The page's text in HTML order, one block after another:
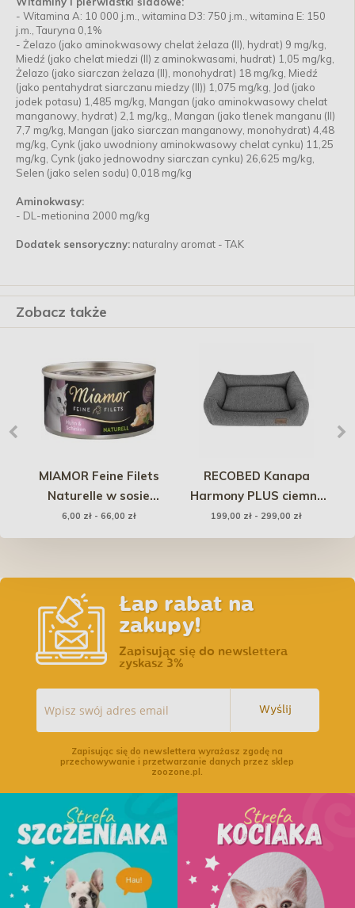
- Witamina A: 10 000 j.m., witamina D3: 750 j.m., witamina E: 150
j.m., Tauryna 0,1%
- Żelazo (jako aminokwasowy chelat żelaza (II), hydrat) 9 mg/kg,
Miedź (jako chelat miedzi (II) z aminokwasami, hudrat) 1,05 mg/kg,
Żelazo (jako siarczan żelaza (II), monohydrat) 18 mg/kg, Miedź
(jako pentahydrat siarczanu miedzy (II)) 1,075 mg/kg, Jod (jako
jodek potasu) 1,485 mg/kg, Mangan (jako aminokwasowy chelat
manganowy, hydrat) 2,1 mg/kg,, Mangan (jako tlenek manganu (II)
7,7 mg/kg, Mangan (jako siarczan manganowy, monohydrat) 4,48
mg/kg, Cynk (jako uwodniony aminokwasowy chelat cynku) 11,25
mg/kg, Cynk (jako jednowodny siarczan cynku) 26,625 mg/kg,
Selen (jako selen sodu) 0,018 mg/kg
Aminokwasy:
- DL-metionina 2000 mg/kg
Dodatek sensoryczny: naturalny aromat - TAK
Zobacz także
MIAMOR Feine Filets
Naturelle w sosie
własnym - kurczak i
szynka
6,00 zł - 66,00 zł
RECOBED Kanapa
Harmony PLUS ciemny
szary
199,00 zł - 299,00 zł
Łap rabat na
zakupy!
Zapisując się do newslettera
zyskasz 3%
Wyślij
Zapisując się do newslettera wyrażasz zgodę na
przechowywanie i przetwarzanie danych przez sklep
zoozone.pl.